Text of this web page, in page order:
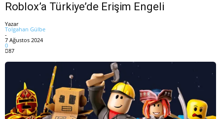
Roblox’a Türkiye’de Erişim Engeli
Yazar
Tolgahan Gülbe
-
7 Ağustos 2024
0
87